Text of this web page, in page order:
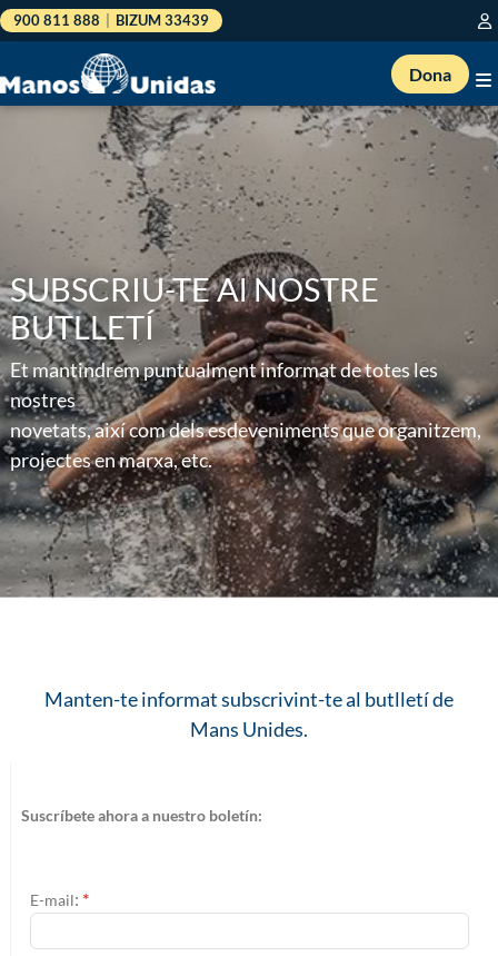
900 811 888 BIZUM 33439
Dona
SUBSCRIU-TE Al NOSTRE
BUTLLETÍ
Et mantindrem puntualment informat de totes les
nostres
novetats, així com dels esdeveniments que organitzem,
projectes en marxa, etc.
Manten-te informat subscrivint-te al butlletí de
Mans Unides.
Suscríbete ahora a nuestro boletín:
E-mail: *